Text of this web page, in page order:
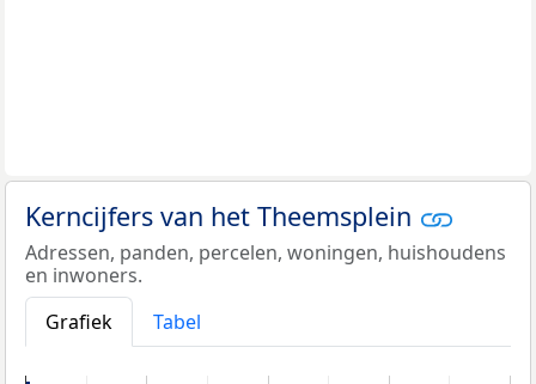
Kerncijfers van het Theemsplein
Adressen, panden, percelen, woningen, huishoudens
en inwoners.
Grafiek
Tabel